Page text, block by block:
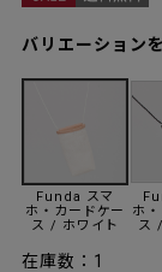
バリエーション
Funda スマ
ホ・カードケー
ス / ホワイト
ホ
ス
在庫数：1